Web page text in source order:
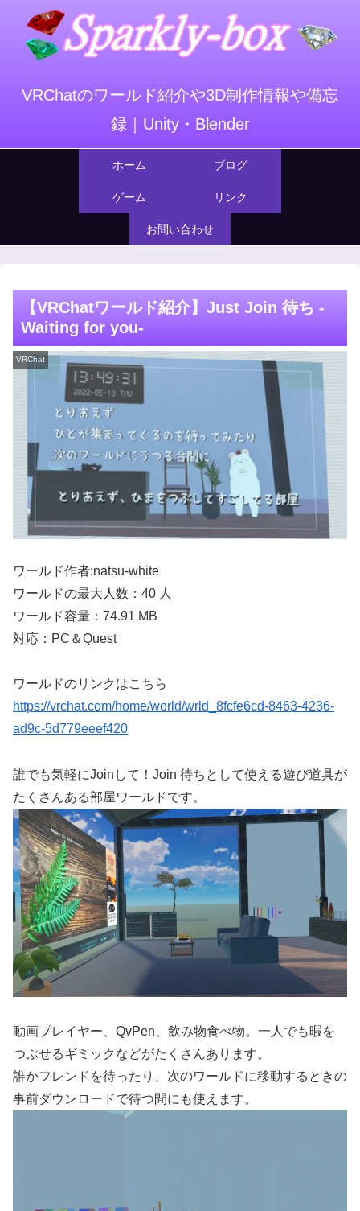
VRChatのワールド紹介や3D制作情報や備忘
録｜Unity・Blender
ホーム ブログ
ゲーム リンク
お問い合わせ
【VRChatワールド紹介】Just Join 待ち -
Waiting for you-
VRChat
ワールド作者:natsu-white
ワールドの最大人数：40 人
ワールド容量：74.91 MB
対応：PC＆Quest
ワールドのリンクはこちら
https://vrchat.com/home/world/wrld_8fcfe6cd-8463-4236-
ad9c-5d779eeef420
誰でも気軽にJoinして！Join 待ちとして使える遊び道具が
たくさんある部屋ワールドです。
動画プレイヤー、QvPen、飲み物食べ物。一人でも暇を
つぶせるギミックなどがたくさんあります。
誰かフレンドを待ったり、次のワールドに移動するときの
事前ダウンロードで待つ間にも使えます。